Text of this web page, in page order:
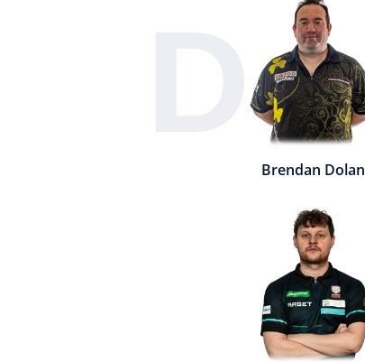
D
Brendan Dolan